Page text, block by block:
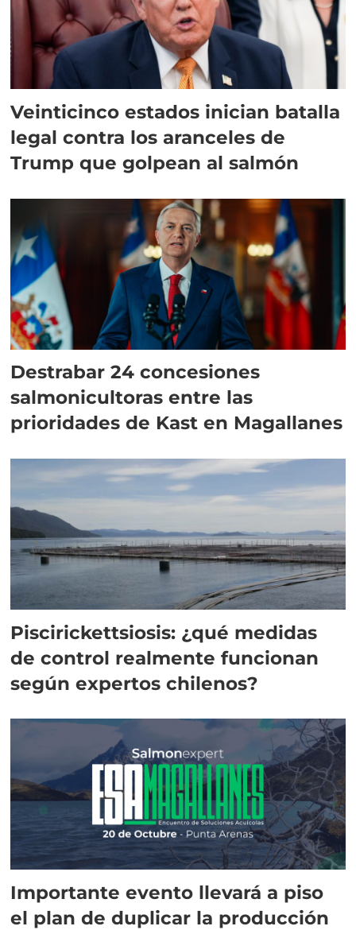
Veinticinco estados inician batalla
legal contra los aranceles de
Trump que golpean al salmón
Destrabar 24 concesiones
salmonicultoras entre las
prioridades de Kast en Magallanes
Piscirickettsiosis: ¿qué medidas
de control realmente funcionan
según expertos chilenos?
Importante evento llevará a piso
el plan de duplicar la producción